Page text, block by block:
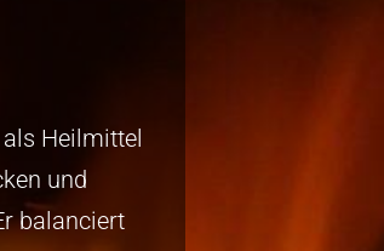
Heilmittel
und
balanciert